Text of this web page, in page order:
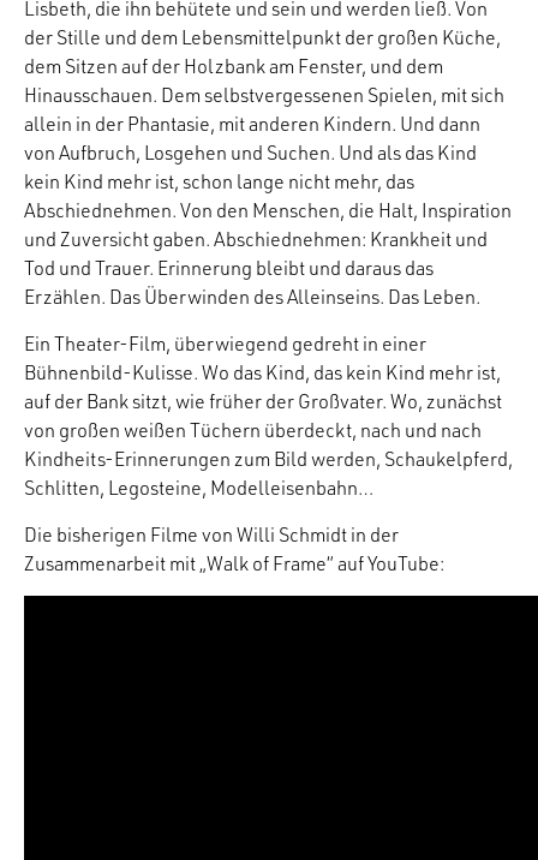
Lisbeth, die ihn behütete und sein und werden ließ. Von
der Stille und dem Lebensmittelpunkt der großen Küche,
dem Sitzen auf der Holzbank am Fenster, und dem
Hinausschauen. Dem selbstvergessenen Spielen, mit sich
allein in der Phantasie, mit anderen Kindern. Und dann
von Aufbruch, Losgehen und Suchen. Und als das Kind
kein Kind mehr ist, schon lange nicht mehr, das
Abschiednehmen. Von den Menschen, die Halt, Inspiration
und Zuversicht gaben. Abschiednehmen: Krankheit und
Tod und Trauer. Erinnerung bleibt und daraus das
Erzählen. Das Überwinden des Alleinseins. Das Leben.
Ein Theater-Film, überwiegend gedreht in einer
Bühnenbild-Kulisse. Wo das Kind, das kein Kind mehr ist,
auf der Bank sitzt, wie früher der Großvater. Wo, zunächst
von großen weißen Tüchern überdeckt, nach und nach
Kindheits-Erinnerungen zum Bild werden, Schaukelpferd,
Schlitten, Legosteine, Modelleisenbahn…
Die bisherigen Filme von Willi Schmidt in der
Zusammenarbeit mit „Walk of Frame“ auf YouTube: